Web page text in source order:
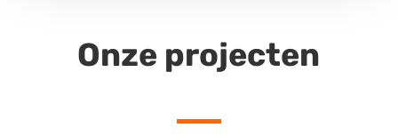
Onze projecten